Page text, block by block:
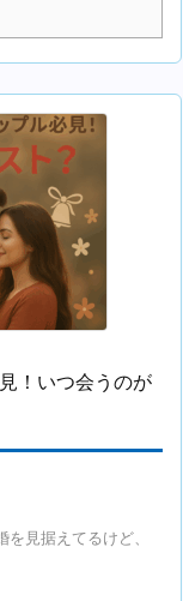
！いつ会うのが
見据えてるけど、